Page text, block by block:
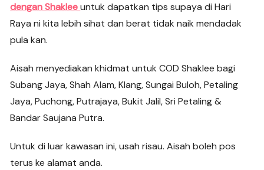
dengan Shakleeuntuk dapatkan tips supaya di Hari
Raya ni kita lebih sihat dan berat tidak naik mendadak
pula kan.
Aisah menyediakan khidmat untuk COD Shaklee bagi
Subang Jaya, Shah Alam, Klang, Sungai Buloh, Petaling
Jaya, Puchong, Putrajaya, Bukit Jalil, Sri Petaling &
Bandar Saujana Putra.
Untuk di luar kawasan ini, usah risau. Aisah boleh pos
terus ke alamat anda.